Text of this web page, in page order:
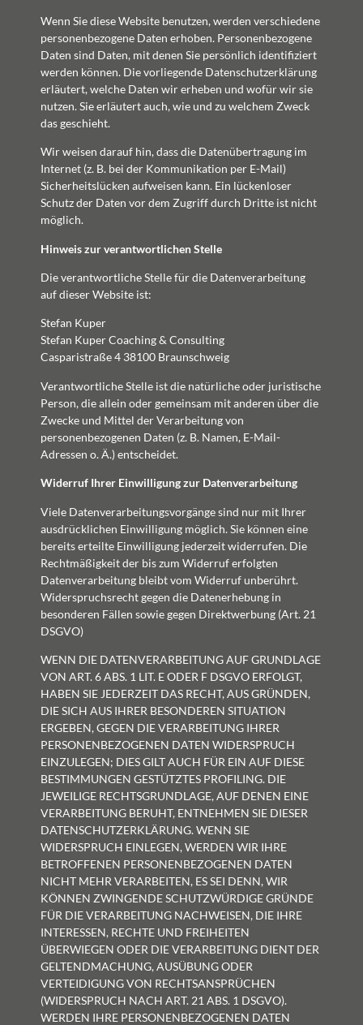
Wenn Sie diese Website benutzen, werden verschiedene
personenbezogene Daten erhoben. Personenbezogene
Daten sind Daten, mit denen Sie persönlich identifiziert
werden können. Die vorliegende Datenschutzerklärung
erläutert, welche Daten wir erheben und wofür wir sie
nutzen. Sie erläutert auch, wie und zu welchem Zweck
das geschieht.
Wir weisen darauf hin, dass die Datenübertragung im
Internet (z. B. bei der Kommunikation per E-Mail)
Sicherheitslücken aufweisen kann. Ein lückenloser
Schutz der Daten vor dem Zugriff durch Dritte ist nicht
möglich.
Hinweis zur verantwortlichen Stelle
Die verantwortliche Stelle für die Datenverarbeitung
auf dieser Website ist:
Stefan Kuper
Stefan Kuper Coaching & Consulting
Casparistraße 4 38100 Braunschweig
Verantwortliche Stelle ist die natürliche oder juristische
Person, die allein oder gemeinsam mit anderen über die
Zwecke und Mittel der Verarbeitung von
personenbezogenen Daten (z. B. Namen, E-Mail-
Adressen o. Ä.) entscheidet.
Widerruf Ihrer Einwilligung zur Datenverarbeitung
Viele Datenverarbeitungsvorgänge sind nur mit Ihrer
ausdrücklichen Einwilligung möglich. Sie können eine
bereits erteilte Einwilligung jederzeit widerrufen. Die
Rechtmäßigkeit der bis zum Widerruf erfolgten
Datenverarbeitung bleibt vom Widerruf unberührt.
Widerspruchsrecht gegen die Datenerhebung in
besonderen Fällen sowie gegen Direktwerbung (Art. 21
DSGVO)
WENN DIE DATENVERARBEITUNG AUF GRUNDLAGE
VON ART. 6 ABS. 1 LIT. E ODER F DSGVO ERFOLGT,
HABEN SIE JEDERZEIT DAS RECHT, AUS GRÜNDEN,
DIE SICH AUS IHRER BESONDEREN SITUATION
ERGEBEN, GEGEN DIE VERARBEITUNG IHRER
PERSONENBEZOGENEN DATEN WIDERSPRUCH
EINZULEGEN; DIES GILT AUCH FÜR EIN AUF DIESE
BESTIMMUNGEN GESTÜTZTES PROFILING. DIE
JEWEILIGE RECHTSGRUNDLAGE, AUF DENEN EINE
VERARBEITUNG BERUHT, ENTNEHMEN SIE DIESER
DATENSCHUTZERKLÄRUNG. WENN SIE
WIDERSPRUCH EINLEGEN, WERDEN WIR IHRE
BETROFFENEN PERSONENBEZOGENEN DATEN
NICHT MEHR VERARBEITEN, ES SEI DENN, WIR
KÖNNEN ZWINGENDE SCHUTZWÜRDIGE GRÜNDE
FÜR DIE VERARBEITUNG NACHWEISEN, DIE IHRE
INTERESSEN, RECHTE UND FREIHEITEN
ÜBERWIEGEN ODER DIE VERARBEITUNG DIENT DER
GELTENDMACHUNG, AUSÜBUNG ODER
VERTEIDIGUNG VON RECHTSANSPRÜCHEN
(WIDERSPRUCH NACH ART. 21 ABS. 1 DSGVO).
WERDEN IHRE PERSONENBEZOGENEN DATEN